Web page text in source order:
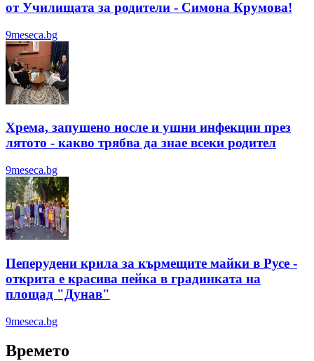
от Училищата за родители - Симона Крумова!
9meseca.bg
Хрема, запушено носле и ушни инфекции през
лятотo - какво трябва да знае всеки родител
9meseca.bg
Пеперудени крила за кърмещите майки в Русе -
открита е красива пейка в градинката на
площад "Дунав"
9meseca.bg
Времето